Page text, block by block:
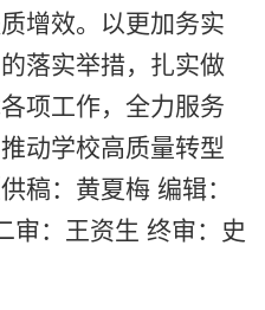
增效。以更加务实
落实举措，扎实做
项工作，全力服务
动学校高质量转型
稿：黄夏梅 编辑：
审：王资生 终审：史